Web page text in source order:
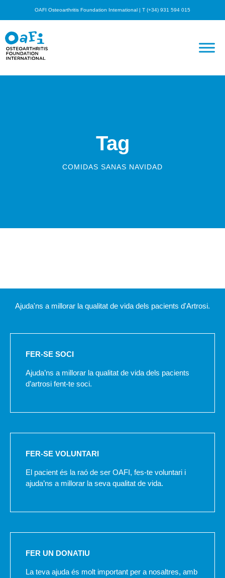
OAFI Osteoarthritis Foundation International | T (+34) 931 594 015
Tag
COMIDAS SANAS NAVIDAD
Ajuda'ns a millorar la qualitat de vida dels pacients d'Artrosi.
FER-SE SOCI
Ajuda’ns a millorar la qualitat de vida dels pacients
d’artrosi fent-te soci.
FER-SE VOLUNTARI
El pacient és la raó de ser OAFI, fes-te voluntari i
ajuda’ns a millorar la seva qualitat de vida.
FER UN DONATIU
La teva ajuda és molt important per a nosaltres, amb